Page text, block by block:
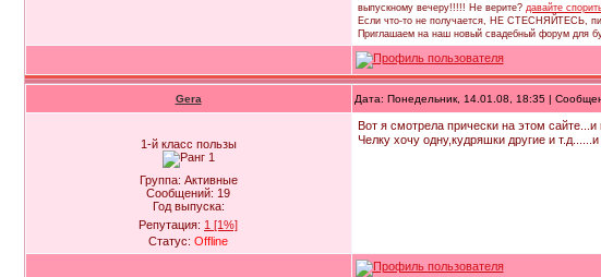
выпускному вечеру!!!!! Не верите? давайте
Если что-то не получается, НЕ СТЕСНЯЙТЕСЬ,
Приглашаем на наш новый свадебный форум для
Gera Дата: Понедельник, 14.01.08, 18:35 |
1-й класс пользы
Группа: Активные
Сообщений: 19
Год выпуска:
Репутация: 1 [1%]
Статус: Offline
Вот я смотрела прически на этом сайте...и
Челку хочу одну,кудряшки другие и